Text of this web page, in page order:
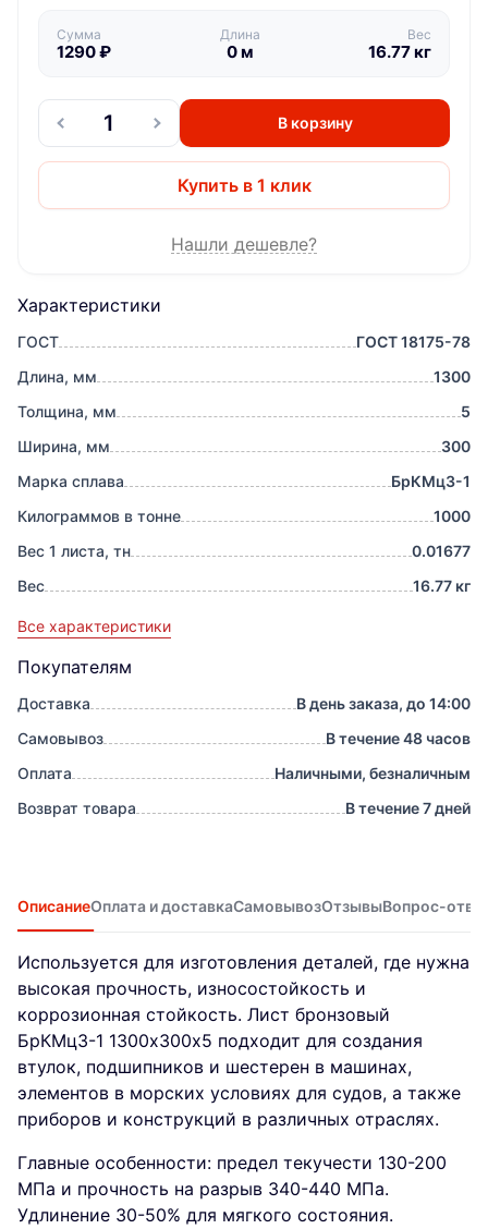
Характеристики
ГОСТ
ГОСТ 18175-78
Длина, мм
1300
Толщина, мм
5
Ширина, мм
300
Марка сплава
БрКМц3-1
Килограммов в тонне
1000
Вес 1 листа, тн
0.01677
Вес
16.77 кг
Все характеристики
Покупателям
Доставка
В день заказа, до 14:00
Самовывоз
В течение 48 часов
Оплата
Наличными, безналичным
Возврат товара
В течение 7 дней
Сумма
1290₽
Длина
0м
Вес
16.77кг
В корзину
Купить в 1 клик
Нашли дешевле?
ОписаниеОплата и доставкаСамовывозОтзывыВопрос-
Используется для изготовления деталей, где нужна
высокая прочность, износостойкость и
коррозионная стойкость. Лист бронзовый
БрКМц3-1 1300х300х5 подходит для создания
втулок, подшипников и шестерен в машинах,
элементов в морских условиях для судов, а также
приборов и конструкций в различных отраслях.
Главные особенности: предел текучести 130-200
МПа и прочность на разрыв 340-440 МПа.
Удлинение 30-50% для мягкого состояния.